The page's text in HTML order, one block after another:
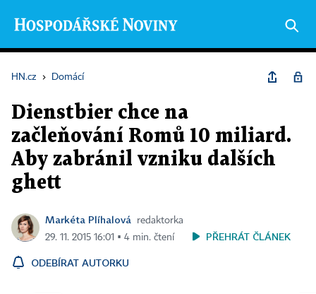
HN.cz › Domácí
Dienstbier chce na
začleňování Romů 10 miliard.
Aby zabránil vzniku dalších
ghett
Markéta Plíhalová
redaktorka
29. 11. 2015 16:01 ▪ 4 min. čtení
PŘEHRÁT ČLÁNEK
ODEBÍRAT AUTORKU